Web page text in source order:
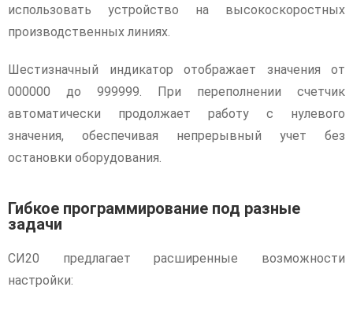
использовать устройство на высокоскоростных
производственных линиях.
Шестизначный индикатор отображает значения от
000000 до 999999. При переполнении счетчик
автоматически продолжает работу с нулевого
значения, обеспечивая непрерывный учет без
остановки оборудования.
Гибкое программирование под разные
задачи
СИ20 предлагает расширенные возможности
настройки: